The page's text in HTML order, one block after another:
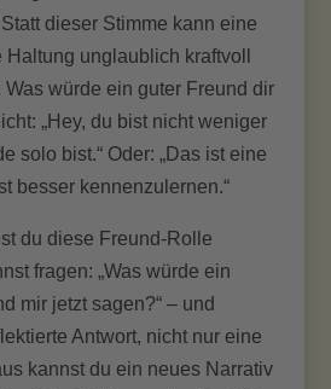
dieser Stimme kann eine
unglaublich kraftvoll
würde ein guter Freund dir
„Hey, du bist nicht weniger
solo bist.“ Oder: „Das ist eine
besser kennenzulernen.“
du diese Freund-Rolle
fragen: „Was würde ein
mir jetzt sagen?“ – und
Antwort, nicht nur eine
kannst du ein neues Narrativ